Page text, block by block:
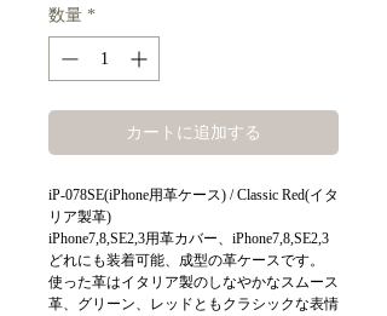
数量 *
カートに追加する
iP-078SE(iPhone用革ケース) / Classic Red(イタ
リア製革)
iPhone7,8,SE2,3用革カバー、iPhone7,8,SE2,3
どれにも装着可能、成型の革ケースです。
使った革はイタリア製のしなやかなスムース
革、グリーン、レッドともクラシックな表情